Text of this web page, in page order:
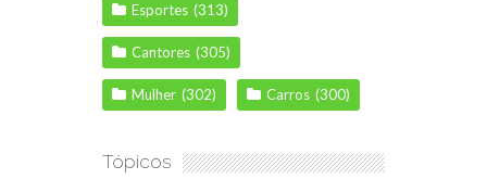
Esportes (313)
Cantores (305)
Mulher (302) Carros (300)
Tópicos